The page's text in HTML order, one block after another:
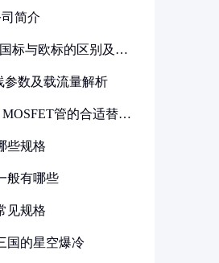
简介
标与欧标的区别及其
参数及载流量解析
MOSFET管的合适替代
些规格
般有哪些
见规格
国的星空爆冷